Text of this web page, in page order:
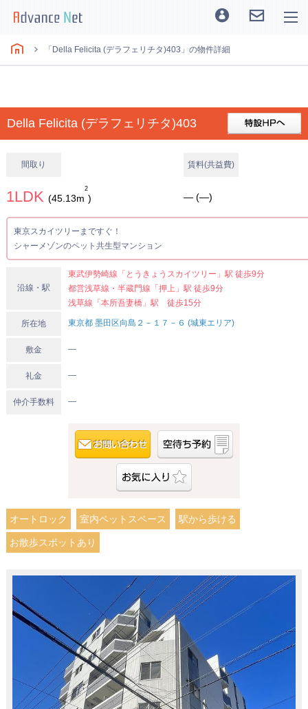
「Della Felicita (デラフェリチタ)403」の物件詳細
Della Felicita (デラフェリチタ)403
間取り 賃料(共益費)
1LDK (45.13m
2
) ― (―)
東京スカイツリーまですぐ！
シャーメゾンのペット共生型マンション
沿線・駅
東武伊勢崎線「とうきょうスカイツリー」駅 徒歩9分
都営浅草線・半蔵門線「押上」駅 徒歩9分
浅草線「本所吾妻橋」駅 徒歩15分
所在地 東京都 墨田区向島２－１７－６ (城東エリア)
敷金 ―
礼金 ―
仲介手数料 ―
オートロック 室内ペットスペース 駅から歩ける
お散歩スポットあり